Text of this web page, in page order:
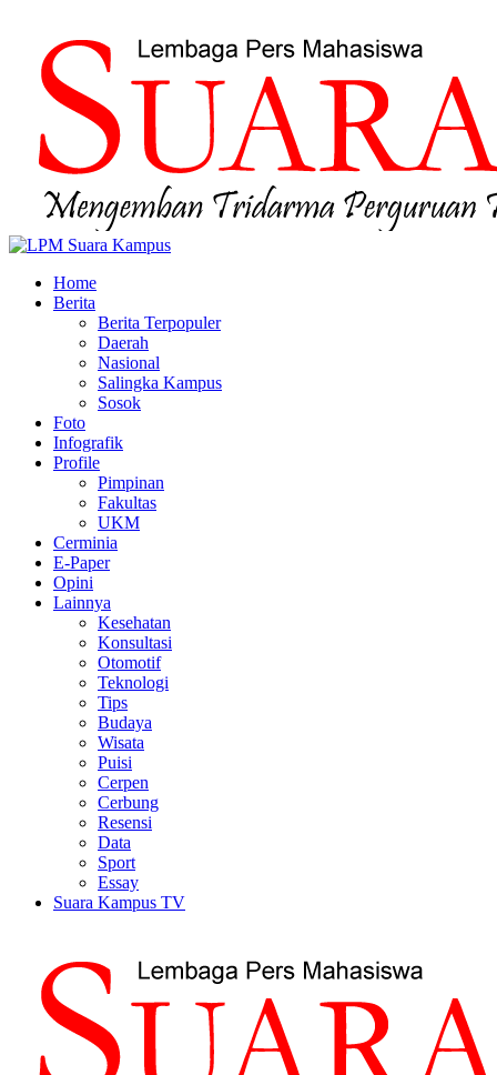
Home
Berita
Berita Terpopuler
Daerah
Nasional
Salingka Kampus
Sosok
Foto
Infografik
Profile
Pimpinan
Fakultas
UKM
Cerminia
E-Paper
Opini
Lainnya
Kesehatan
Konsultasi
Otomotif
Teknologi
Tips
Budaya
Wisata
Puisi
Cerpen
Cerbung
Resensi
Data
Sport
Essay
Suara Kampus TV